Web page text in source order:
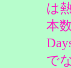
は
本
で